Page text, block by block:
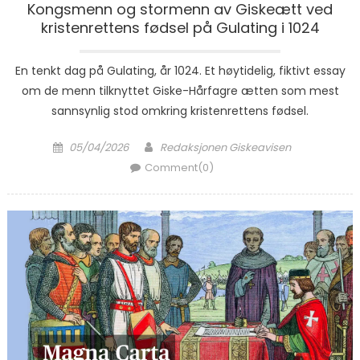
Kongsmenn og stormenn av Giskeætt ved
kristenrettens fødsel på Gulating i 1024
En tenkt dag på Gulating, år 1024. Et høytidelig, fiktivt essay
om de menn tilknyttet Giske-Hårfagre ætten som mest
sannsynlig stod omkring kristenrettens fødsel.
Posted on
05/04/2026 Author
Redaksjonen Giskeavisen
Comment(0)